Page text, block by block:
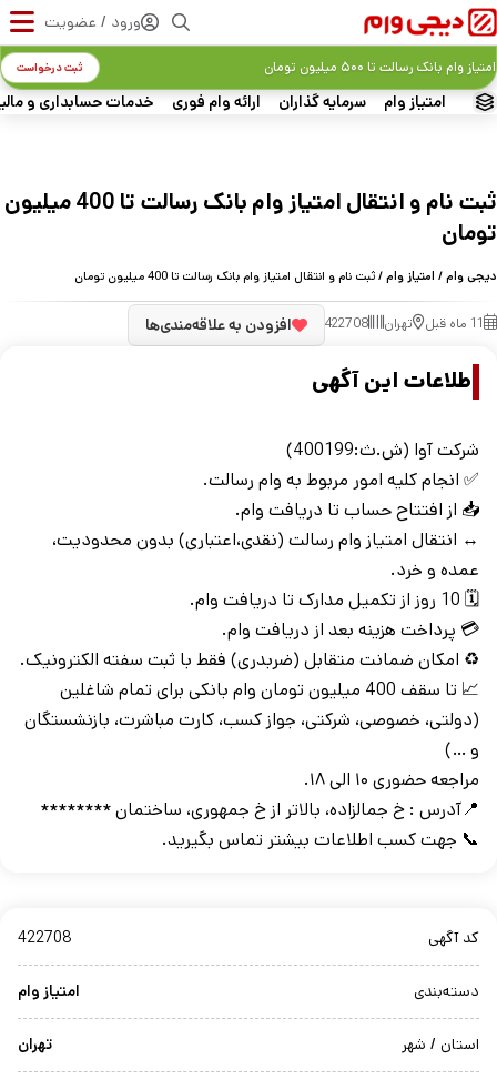
ورود / عضویت
امتیاز وام سرمایه گذاران ارائه وام فوری خدمات حسابداری و
امتیاز وام بانک رسالت تا ۵۰۰ میلیون تومان ثبت درخواست
ثبت نام و انتقال امتیاز وام بانک رسالت تا 400 میلیون
تومان
دیجی وام/ امتیاز وام/ ثبت نام و انتقال امتیاز وام بانک رسالت تا 400 میلیون تومان
11 ماه قبل تهران 422708 افزودن به علاقه‌مندی‌ها
اطلاعات این آگهی
شرکت آوا (ش.ث:400199)
✅ انجام کلیه امور مربوط به وام رسالت.
📥 از افتتاح حساب تا دریافت وام.
↔️ انتقال امتیاز وام رسالت (نقدی،اعتباری) بدون محدودیت،
عمده و خرد.
🗓️ 10 روز از تکمیل مدارک تا دریافت وام.
💳 پرداخت هزینه بعد از دریافت وام.
♻️ امکان ضمانت متقابل (ضربدری) فقط با ثبت سفته الکترونیک.
📈 تا سقف 400 میلیون تومان وام بانکی برای تمام شاغلین
(دولتی، خصوصی، شرکتی، جواز کسب، کارت مباشرت، بازنشستگان
و …)
مراجعه حضوری ۱۰ الی ۱۸.
📍آدرس : خ جمالزاده، بالاتر از خ جمهوری، ساختمان ********
📞 جهت کسب اطلاعات بیشتر تماس بگیرید.
کد آگهی 422708
دسته‌بندی امتیاز وام
استان / شهر تهران